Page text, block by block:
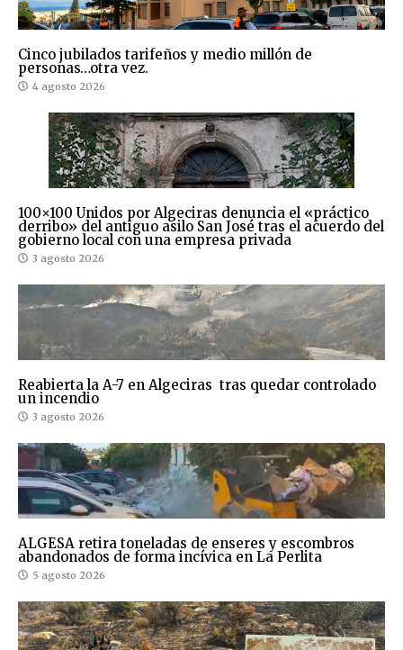
Cinco jubilados tarifeños y medio millón de
personas…otra vez.
4 agosto 2026
100×100 Unidos por Algeciras denuncia el «práctico
derribo» del antiguo asilo San José tras el acuerdo del
gobierno local con una empresa privada
3 agosto 2026
Reabierta la A-7 en Algeciras tras quedar controlado
un incendio
3 agosto 2026
ALGESA retira toneladas de enseres y escombros
abandonados de forma incívica en La Perlita
5 agosto 2026